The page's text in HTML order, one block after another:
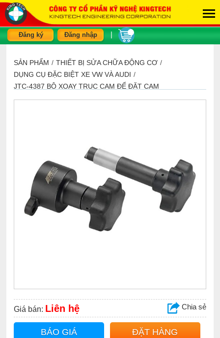
Đăng ký Đăng nhập
SẢN PHẨM / THIẾT BỊ SỬA CHỮA ĐỘNG CƠ /
DỤNG CỤ ĐẶC BIỆT XE VW VÀ AUDI /
JTC-4387 BỘ XOAY TRỤC CAM ĐỂ ĐẶT CAM
Giá bán: Liên hệ Chia sẻ
BÁO GIÁ ĐẶT HÀNG